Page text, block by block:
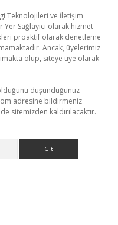
Teknolojileri ve İletişim
Sağlayıcı olarak hizmet
proaktif olarak denetleme
Ancak, üyelerimiz
olup, siteye üye olarak
düşündüğünüz
adresine bildirmeniz
sitemizden kaldırılacaktır.